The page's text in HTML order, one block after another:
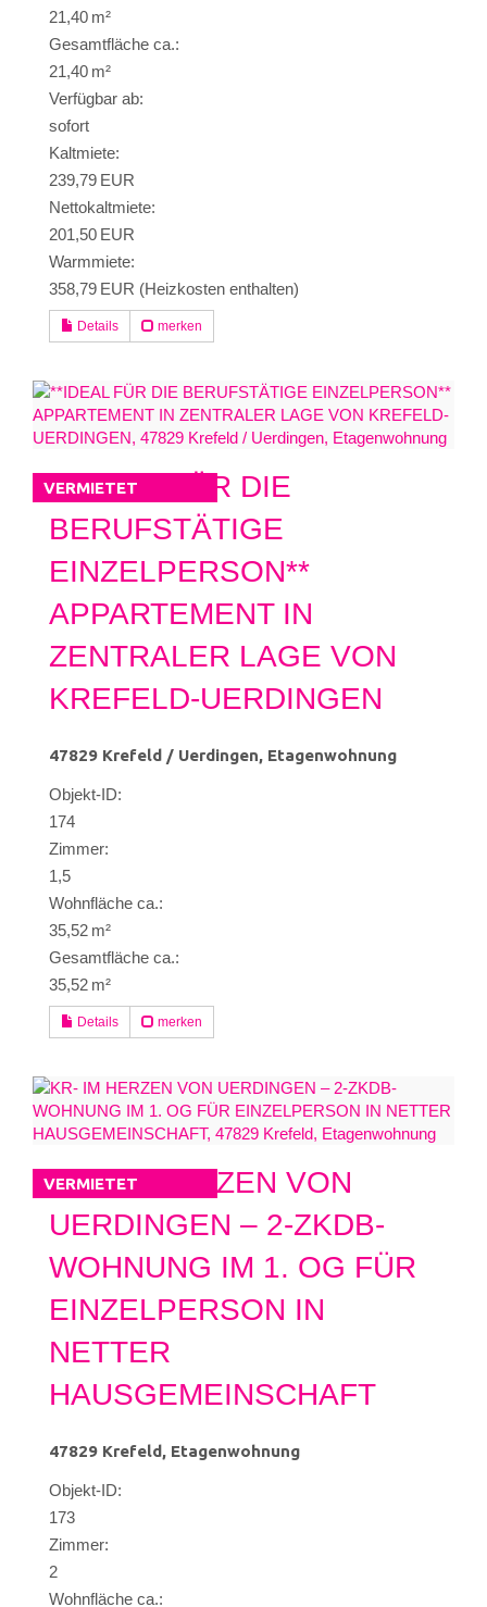
21,40 m²
Gesamtfläche ca.:
21,40 m²
Verfügbar ab:
sofort
Kaltmiete:
239,79 EUR
Nettokaltmiete:
201,50 EUR
Warmmiete:
358,79 EUR (Heizkosten enthalten)
Details merken
VERMIETET
**IDEAL FÜR DIE
BERUFSTÄTIGE
EINZELPERSON**
APPARTEMENT IN
ZENTRALER LAGE VON
KREFELD-UERDINGEN
47829 Krefeld / Uerdingen, Etagenwohnung
Objekt-ID:
174
Zimmer:
1,5
Wohnfläche ca.:
35,52 m²
Gesamtfläche ca.:
35,52 m²
Details merken
VERMIETET
KR- IM HERZEN VON
UERDINGEN – 2-ZKDB-
WOHNUNG IM 1. OG FÜR
EINZELPERSON IN
NETTER
HAUSGEMEINSCHAFT
47829 Krefeld, Etagenwohnung
Objekt-ID:
173
Zimmer:
2
Wohnfläche ca.: